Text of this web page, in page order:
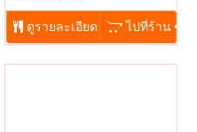
...
ดูรายละเอียด ไปที่ร้าน